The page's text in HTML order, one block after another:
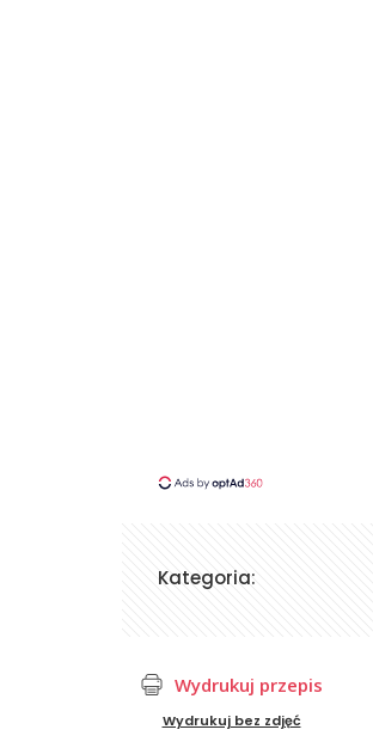
Kategoria:
Wydrukuj przepis
Wydrukuj bez zdjęć